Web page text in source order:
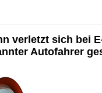
verletzt sich bei
Autofahrer